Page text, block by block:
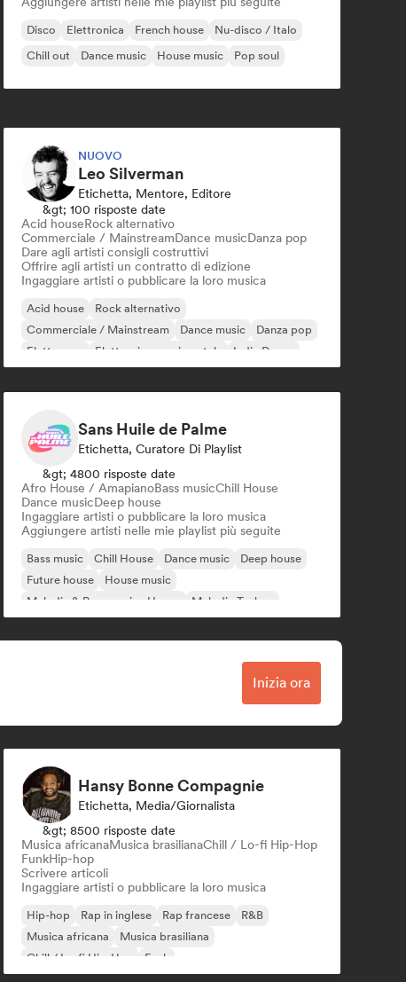
Disco Elettronica French house
Nu-disco / Italo
Chill out
Dance music House music Pop soul
NUOVO
Leo Silverman
Etichetta, Mentore, Editore
&gt; 100 risposte date
Acid houseRock alternativo
Commerciale / MainstreamDance musicDanza pop
Dare agli artisti consigli costruttivi
Offrire agli artisti un contratto di edizione
Ingaggiare artisti o pubblicare la loro musica
Acid house
Rock alternativo
Commerciale / Mainstream
Dance music
Danza pop
Elettropop
Elettronica sperimentale Indie Dance
Sans Huile de Palme
Etichetta, Curatore Di Playlist
&gt; 4800 risposte date
Afro House / AmapianoBass musicChill House
Dance musicDeep house
Ingaggiare artisti o pubblicare la loro musica
Aggiungere artisti nelle mie playlist più seguite
Bass music Chill House Dance music
Deep house
Future house
House music
Melodic & Progressive House
Melodic Techno
Inizia ora
Hansy Bonne Compagnie
Etichetta, Media/Giornalista
&gt; 8500 risposte date
Musica africanaMusica brasilianaChill / Lo-fi Hip-Hop
FunkHip-hop
Scrivere articoli
Ingaggiare artisti o pubblicare la loro musica
Hip-hop Rap in inglese Rap francese
R&B
Musica africana
Musica brasiliana
Chill / Lo-fi Hip-Hop
Funk